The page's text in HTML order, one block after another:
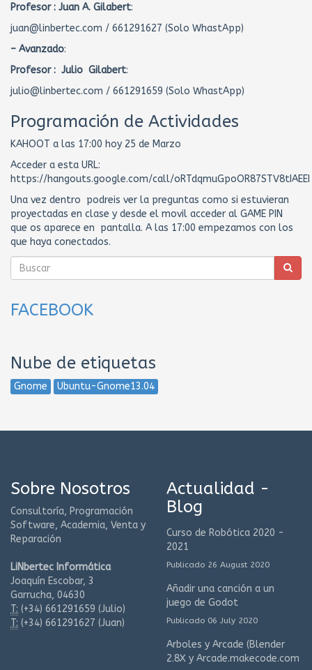
Profesor : Juan A. Gilabert:
juan@linbertec.com / 661291627 (Solo WhastApp)
– Avanzado:
Profesor : Julio Gilabert:
julio@linbertec.com / 661291659 (Solo WhastApp)
Programación de Actividades
KAHOOT a las 17:00 hoy 25 de Marzo
Acceder a esta URL:
https://hangouts.google.com/call/oRTdqmuGpoOR87STV8tIAEEI
Una vez dentro podreis ver la preguntas como si estuvieran
proyectadas en clase y desde el movil acceder al GAME PIN
que os aparece en pantalla. A las 17:00 empezamos con los
que haya conectados.
FACEBOOK
Nube de etiquetas
Gnome Ubuntu-Gnome13.04
Sobre Nosotros
Consultoría, Programación
Software, Academia, Venta y
Reparación
LiNbertec Informática
Joaquín Escobar, 3
Garrucha, 04630
T: (+34) 661291659 (Julio)
T: (+34) 661291627 (Juan)
Actualidad -
Blog
Curso de Robótica 2020 -
2021
Publicado 26 August 2020
Añadir una canción a un
juego de Godot
Publicado 06 July 2020
Arboles y Arcade (Blender
2.8X y Arcade.makecode.com